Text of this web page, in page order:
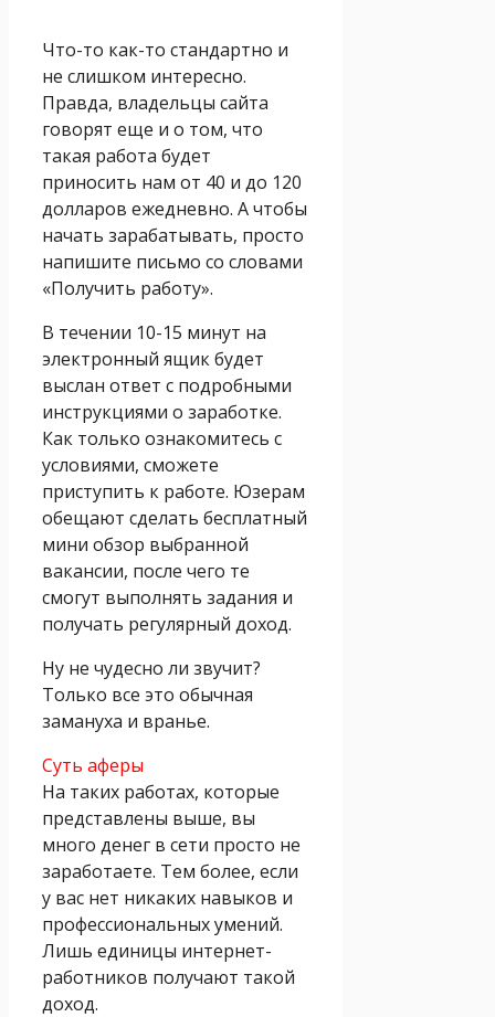
Что-то как-то стандартно и
не слишком интересно.
Правда, владельцы сайта
говорят еще и о том, что
такая работа будет
приносить нам от 40 и до 120
долларов ежедневно. А чтобы
начать зарабатывать, просто
напишите письмо со словами
«Получить работу».
В течении 10-15 минут на
электронный ящик будет
выслан ответ с подробными
инструкциями о заработке.
Как только ознакомитесь с
условиями, сможете
приступить к работе. Юзерам
обещают сделать бесплатный
мини обзор выбранной
вакансии, после чего те
смогут выполнять задания и
получать регулярный доход.
Ну не чудесно ли звучит?
Только все это обычная
замануха и вранье.
Суть аферы
На таких работах, которые
представлены выше, вы
много денег в сети просто не
заработаете. Тем более, если
у вас нет никаких навыков и
профессиональных умений.
Лишь единицы интернет-
работников получают такой
доход.